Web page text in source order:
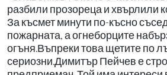
разбили прозореца и хвърлили
За късмет минути по-късно
пожарната, а огнеборците
огъня.Въпреки това щетите по
сериозни.Димитър Пейчев е